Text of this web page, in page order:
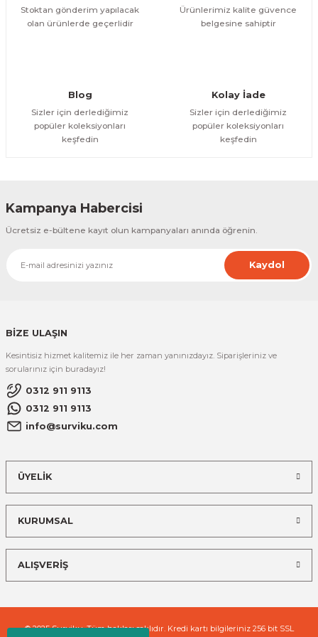
Stoktan gönderim yapılacak
olan ürünlerde geçerlidir
Ürünlerimiz kalite güvence
belgesine sahiptir
Blog
Sizler için derlediğimiz
popüler koleksiyonları
keşfedin
Kolay İade
Sizler için derlediğimiz
popüler koleksiyonları
keşfedin
Kampanya Habercisi
Ücretsiz e-bültene kayıt olun kampanyaları anında öğrenin.
Kaydol
BİZE ULAŞIN
Kesintisiz hizmet kalitemiz ile her zaman yanınızdayız. Siparişleriniz ve
sorularınız için buradayız!
0312 911 9113
0312 911 9113
info@surviku.com
ÜYELİK
KURUMSAL
ALIŞVERİŞ
© 2025 Surviku. Tüm hakları saklıdır. Kredi kartı bilgileriniz 256 bit SSL